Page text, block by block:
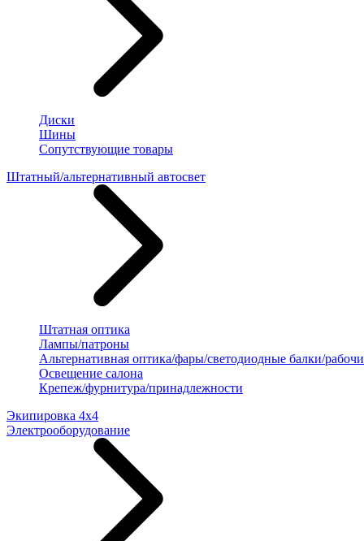
Диски
Шины
Сопутствующие товары
Штатный/альтернативный автосвет
Штатная оптика
Лампы/патроны
Альтернативная оптика/фары/светодиодные балки/
Освещение салона
Крепеж/фурнитура/принадлежности
Экипировка 4х4
Электрооборудование